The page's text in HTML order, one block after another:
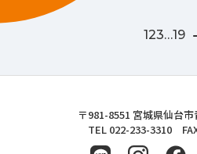
123…19
東北文化学園大学
〒981-8551 宮城県仙台
TEL 022-233-3310